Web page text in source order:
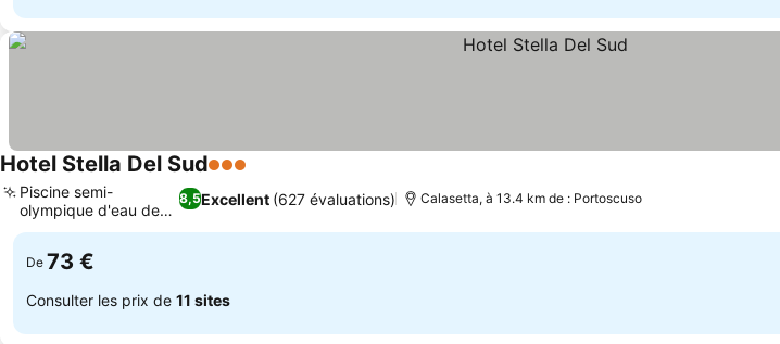
Hotel Stella Del Sud3 Étoiles
8,5Excellent (627 évaluations)
Piscine semi-
olympique d'eau de
mer
Calasetta, à 13.4 km de : Portoscuso
De 73 €
Consulter les prix de 11 sites